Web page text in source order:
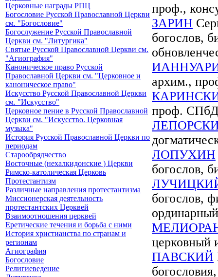
Церковные награды РПЦ
Богословие Русской Православной Церкви
см. "Богословие"
Богослужение Русской Православной
Церкви см. "Литургика"
Святые Русской Православной Церкви см.
"Агиография"
Каноническое право Русской
Православной Церкви см. "Церковное и
каноническое право"
Искусство Русской Православной Церкви
см. "Искусство"
Церковное пение в Русской Православной
Церкви см. "Искусство. Церковная
музыка"
История Русской Православной Церкви по
периодам
Старообрядчество
Восточные (нехалкидонские ) Церкви
Римско-католическая Церковь
Протестантизм
Различные направления протестантизма
Миссионерская деятельность
протестантских Церквей
Взаимоотношения церквей
Еретические течения и борьба с ними
История христианства по странам и
регионам
Агиография
Богословие
Религиеведение
проф.,
ЗАРИН
богослов,
архим.,
проф.
ЛОПУХИН
богослов,
богослов,
церковный
ПАВСКИЙ